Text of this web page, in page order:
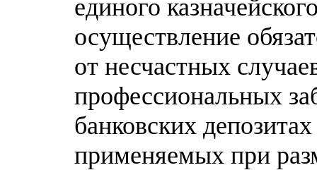
единого
осуществление
от несчастных
профессиональных
банковских
применяемых при